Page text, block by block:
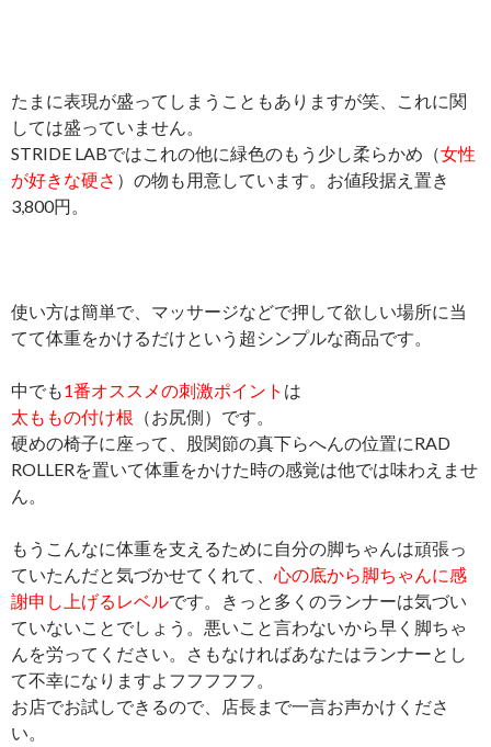
たまに表現が盛ってしまうこともありますが笑、これに関
しては盛っていません。
STRIDE LABではこれの他に緑色のもう少し柔らかめ（女性
が好きな硬さ ）の物も用意しています。お値段据え置き
3,800円。
使い方は簡単で、マッサージなどで押して欲しい場所に当
てて体重をかけるだけという超シンプルな商品です。
中でも1番オススメの刺激ポイント は
太ももの付け根 （お尻側）です。
硬めの椅子に座って、股関節の真下らへんの位置にRAD
ROLLERを置いて体重をかけた時の感覚は他では味わえませ
ん。
もうこんなに体重を支えるために自分の脚ちゃんは頑張っ
ていたんだと気づかせてくれて、 心の底から脚ちゃんに感
謝申し上げるレベルです。きっと多くのランナーは気づい
ていないことでしょう。悪いこと言わないから早く脚ちゃ
んを労ってください。さもなければあなたはランナーとし
て不幸になりますよフフフフフ。
お店でお試しできるので、店長まで一言お声かけくださ
い。